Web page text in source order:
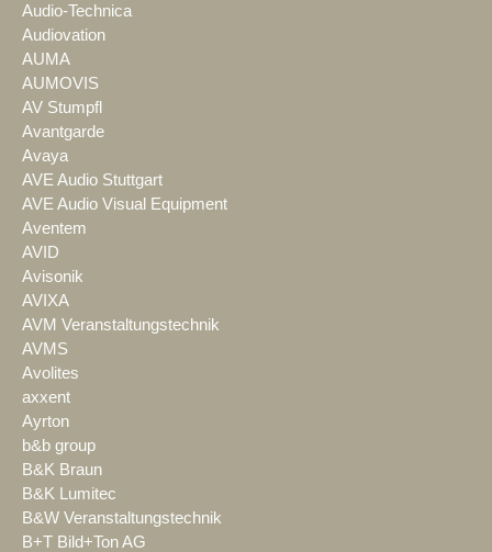
Audio-Technica
Audiovation
AUMA
AUMOVIS
AV Stumpfl
Avantgarde
Avaya
AVE Audio Stuttgart
AVE Audio Visual Equipment
Aventem
AVID
Avisonik
AVIXA
AVM Veranstaltungstechnik
AVMS
Avolites
axxent
Ayrton
b&b group
B&K Braun
B&K Lumitec
B&W Veranstaltungstechnik
B+T Bild+Ton AG